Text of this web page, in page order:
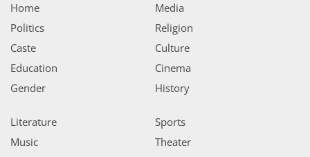
Home
Politics
Caste
Education
Gender
Media
Religion
Culture
Cinema
History
Literature
Music
Sports
Theater